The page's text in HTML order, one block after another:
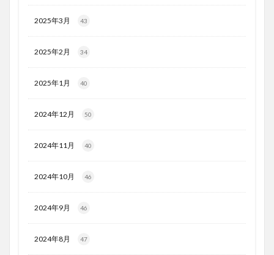
2025年3月 43
2025年2月 34
2025年1月 40
2024年12月 50
2024年11月 40
2024年10月 46
2024年9月 46
2024年8月 47